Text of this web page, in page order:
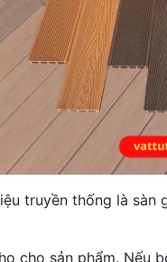
truyền thống là sàn
cho sản phẩm. Nếu